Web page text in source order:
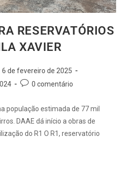
RESERVATÓRIOS
XAVIER
6 de fevereiro de 2025
0 comentário
população estimada de 77 mil
DAAE dá início a obras de
do R1 O R1, reservatório